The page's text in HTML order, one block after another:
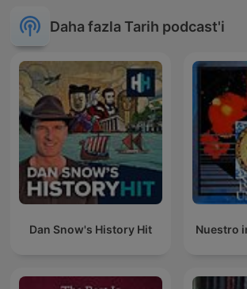
Daha fazla Tarih podcast'i
Dan Snow's History Hit Nuestro